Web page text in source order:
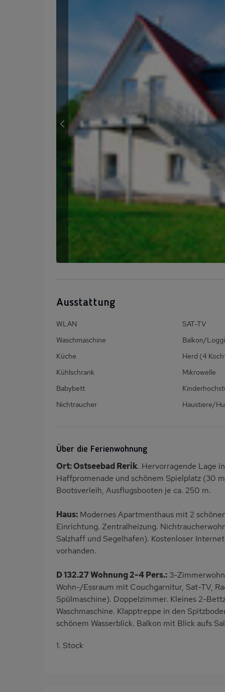
Ausstattung
WLAN
SAT-TV
Waschmaschine
Balkon/
Küche
Herd (4
Kühlschrank
Mikrowelle
Babybett
Nichtraucher
Haustiere/
Über die Ferienwohnung
Ort: Ostseebad Rerik. Hervorragende Lage
Haffpromenade und schönem Spielplatz (30
Bootsverleih, Ausflugsbooten je ca. 250 m.
Haus: Modernes Apartmenthaus mit 2
Einrichtung. Zentralheizung.
Salzhaff und Segelhafen). Kostenloser
vorhanden.
D 132.27 Wohnung 2-4 Pers.: 3-
Wohn-/Essraum mit Couchgarnitur, Sat-TV,
Spülmaschine). Doppelzimmer. Kleines 2-
Waschmaschine. Klapptreppe in den
schönem Wasserblick. Balkon mit Blick aufs
1. Stock